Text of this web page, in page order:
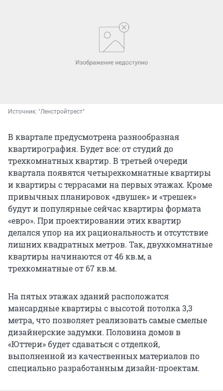
Источник: "Ленстройтрест"
В квартале предусмотрена разнообразная
квартирография. Будет все: от студий до
трехкомнатных квартир. В третьей очереди
квартала появятся четырехкомнатные квартиры
и квартиры с террасами на первых этажах. Кроме
привычных планировок «двушек» и «трешек»
будут и популярные сейчас квартиры формата
«евро». При проектировании этих квартир
делался упор на их рациональность и отсутствие
лишних квадратных метров. Так, двухкомнатные
квартиры начинаются от 46 кв.м, а
трехкомнатные от 67 кв.м.
На пятых этажах зданий расположатся
мансардные квартиры с высотой потолка 3,3
метра, что позволяет реализовать самые смелые
дизайнерские задумки. Половина домов в
«Юттери» будет сдаваться с отделкой,
выполненной из качественных материалов по
специально разработанным дизайн-проектам.